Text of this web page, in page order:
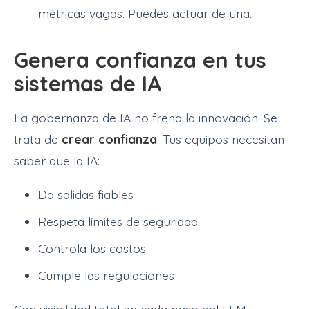
métricas vagas. Puedes actuar de una.
Genera confianza en tus
sistemas de IA
La gobernanza de IA no frena la innovación. Se
trata de crear confianza. Tus equipos necesitan
saber que la IA:
Da salidas fiables
Respeta límites de seguridad
Controla los costos
Cumple las regulaciones